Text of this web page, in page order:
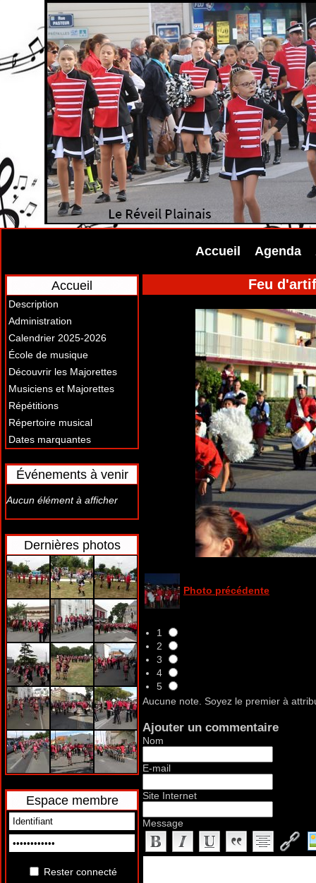
Accueil Agenda
Accueil
Description
Administration
Calendrier 2025-2026
École de musique
Découvrir les Majorettes
Musiciens et Majorettes
Répétitions
Répertoire musical
Dates marquantes
Événements à venir
Aucun élément à afficher
Dernières photos
Espace membre
Rester connecté
Feu
Photo précédente
1
2
3
4
5
Aucune note. Soyez le premier à
Ajouter un commentaire
Nom
E-mail
Site Internet
Message